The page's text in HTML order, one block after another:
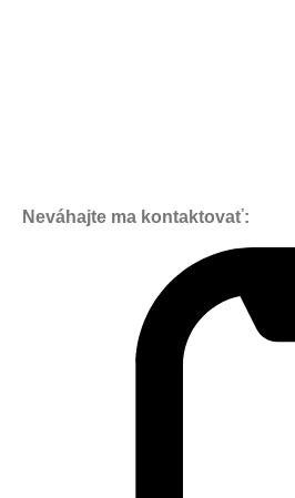
Neváhajte ma kontaktovať: